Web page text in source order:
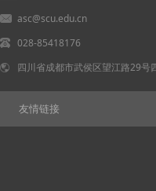
asc@scu.edu.cn
028-85418176
四川省成都市武侯区望江路29号
友情链接